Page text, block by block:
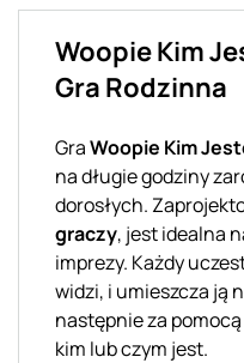
Woopie Kim
Gra Rodzinna
GraWoopie Kim
na długie godziny
dorosłych.
graczy, jest idealna
imprezy. Każdy
widzi, i umieszcza ją
następnie za
kim lub czym jest.